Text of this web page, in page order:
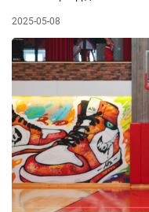
2025-05-08